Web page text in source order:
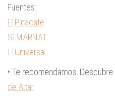
Fuentes:
El Pinacate
SEMARNAT
El Universal
• Te recomendamos: Descubre
de Altar